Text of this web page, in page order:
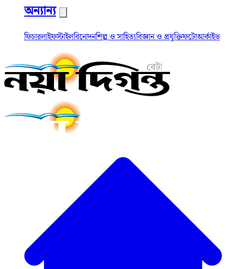
অন্যান্য
ফিচারলাইফস্টাইলবিনোদনশিল্প ও সাহিত্যবিজ্ঞান ও প্রযুক্তিফটোআর্কাইভ